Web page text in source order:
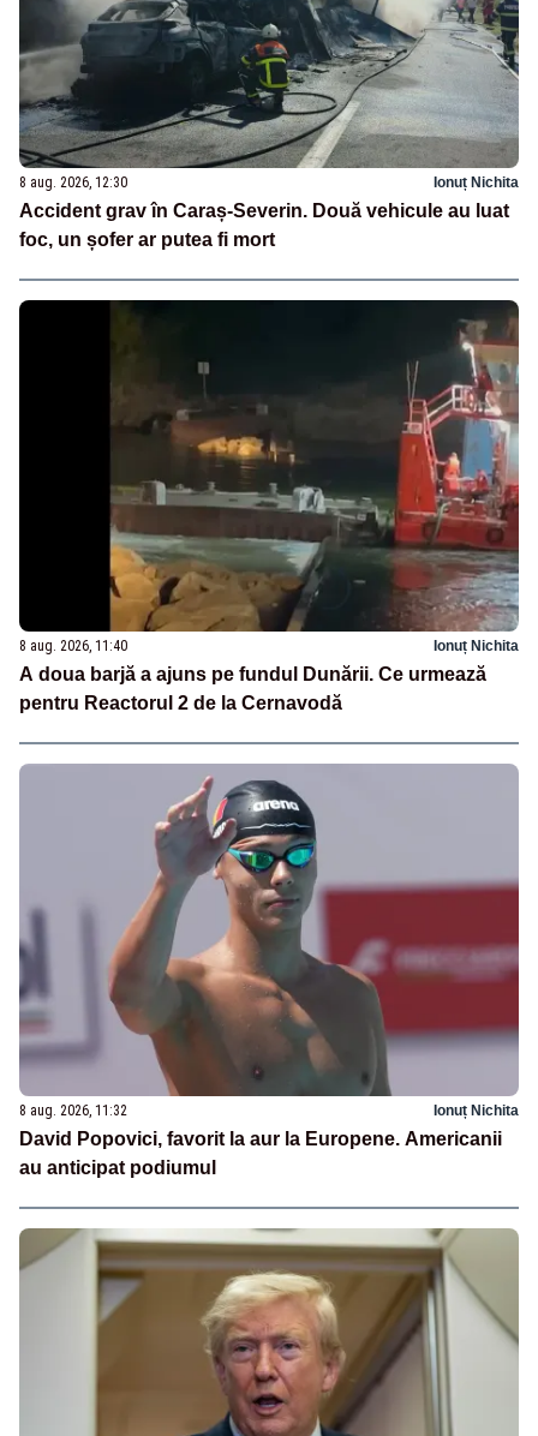
8 aug. 2026, 12:30 Ionuț Nichita
Accident grav în Caraș-Severin. Două vehicule au luat
foc, un șofer ar putea fi mort
8 aug. 2026, 11:40 Ionuț Nichita
A doua barjă a ajuns pe fundul Dunării. Ce urmează
pentru Reactorul 2 de la Cernavodă
8 aug. 2026, 11:32 Ionuț Nichita
David Popovici, favorit la aur la Europene. Americanii
au anticipat podiumul